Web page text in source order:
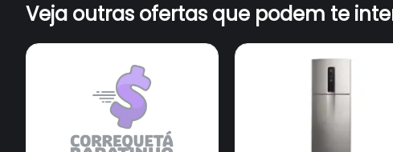
Veja outras ofertas que podem te